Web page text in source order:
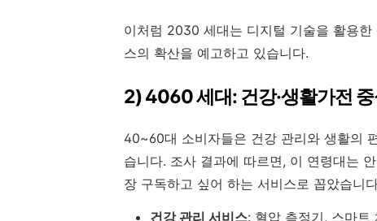
이처럼 2030 세대는 디지털 기술을 활용
스의 확산을 예고하고 있습니다.
2) 4060 세대: 건강·생활가전
40~60대 소비자들은 건강 관리와 생활의
습니다. 조사 결과에 따르면, 이 연령대는
장 구독하고 싶어 하는 서비스로 꼽았습니
건강 관리 서비스: 혈압 측정기, 스마